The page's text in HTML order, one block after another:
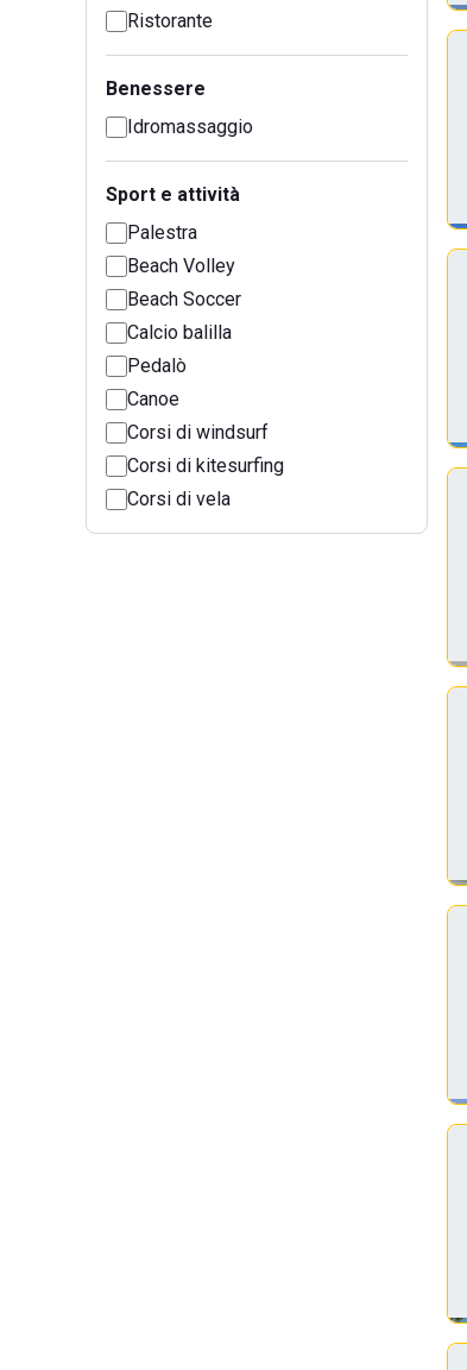
Ristorante
Benessere
Idromassaggio
Sport e attività
Palestra
Beach Volley
Beach Soccer
Calcio balilla
Pedalò
Canoe
Corsi di windsurf
Corsi di kitesurfing
Corsi di vela